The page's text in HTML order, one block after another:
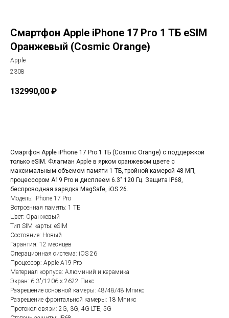
Смартфон Apple iPhone 17 Pro 1 ТБ eSIM
Оранжевый (Cosmic Orange)
Apple
2308
132990,00 ₽
Смартфон Apple iPhone 17 Pro 1 ТБ (Cosmic Orange) с поддержкой
только eSIM. Флагман Apple в ярком оранжевом цвете с
максимальным объемом памяти 1 ТБ, тройной камерой 48 МП,
процессором A19 Pro и дисплеем 6.3" 120 Гц. Защита IP68,
беспроводная зарядка MagSafe, iOS 26.
Модель: iPhone 17 Pro
Встроенная память: 1 ТБ
Цвет: Оранжевый
Тип SIM карты: eSIM
Состояние: Новый
Гарантия: 12 месяцев
Операционная система: iOS 26
Процессор: Apple A19 Pro
Материал корпуса: Алюминий и керамика
Экран: 6.3"/1206 x 2622 Пикс
Разрешение основной камеры: 48/48/48 Мпикс
Разрешение фронтальной камеры: 18 Мпикс
Протокол связи: 2G, 3G, 4G LTE, 5G